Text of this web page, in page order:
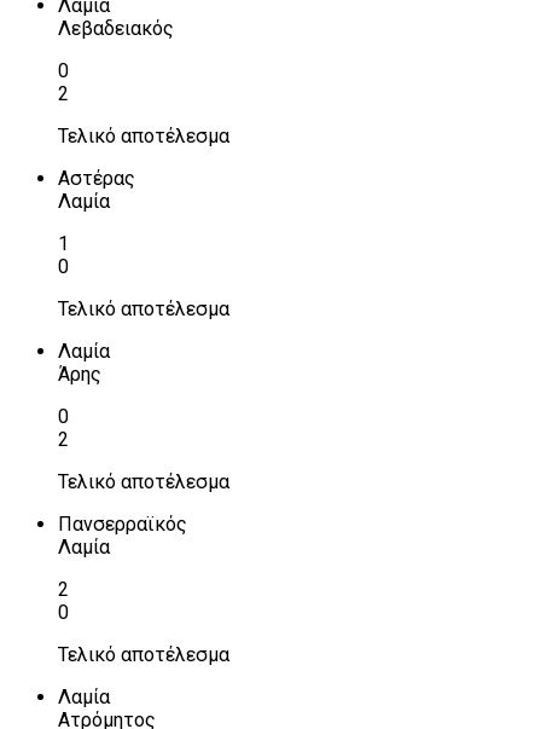
Λαμία
Λεβαδειακός
0
2
Τελικό αποτέλεσμα
Αστέρας
Λαμία
1
0
Τελικό αποτέλεσμα
Λαμία
Άρης
0
2
Τελικό αποτέλεσμα
Πανσερραϊκός
Λαμία
2
0
Τελικό αποτέλεσμα
Λαμία
Ατρόμητος